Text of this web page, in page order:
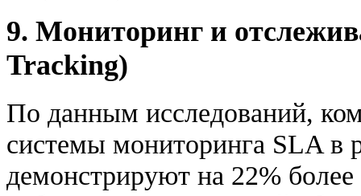
9. Мониторинг и
Tracking)
По данным исследований,
системы мониторинга SLA в
демонстрируют на 22% более